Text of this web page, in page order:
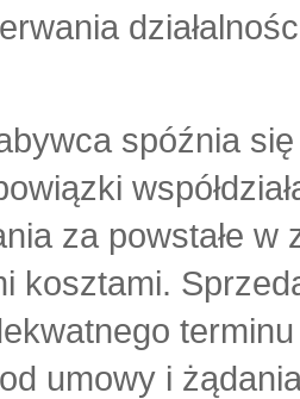
spóźnia
za powstałe
kosztami.
umowy i